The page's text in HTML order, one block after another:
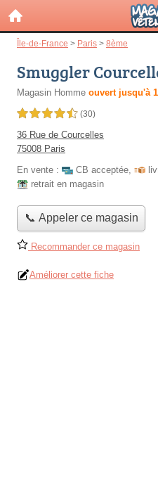
Île-de-France > Paris > 8ème
Smuggler
Magasin Homme ouvert jusqu'à
4,5 étoiles sur 5 (30)
36 Rue de Courcelles
75008 Paris
En vente :
CB acceptée,
retrait en magasin
📞 Appeler ce magasin
Recommander ce magasin
Améliorer cette fiche